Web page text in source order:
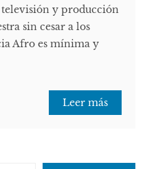
televisión y producción
sin cesar a los
Afro es mínima y
Leer más